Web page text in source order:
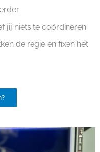
jij niets te coördineren
de regie en fixen het